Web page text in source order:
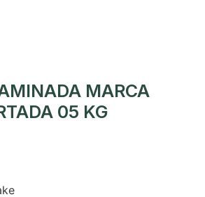
MARCA
05 KG